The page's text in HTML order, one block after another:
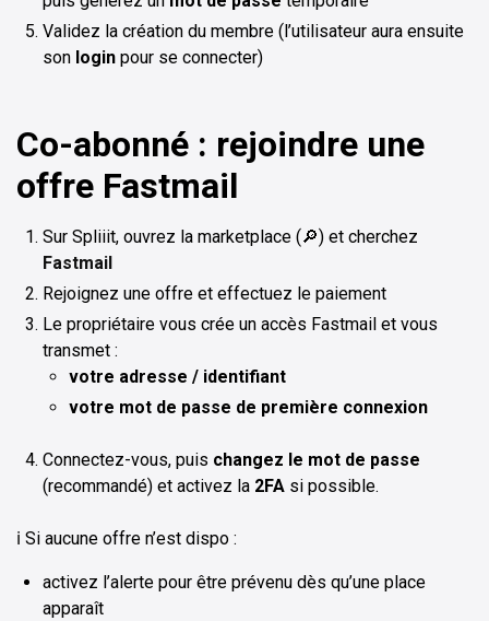
Validez la création du membre (l’utilisateur aura ensuite
son login pour se connecter)
Co-abonné : rejoindre une
offre Fastmail
Sur Spliiit, ouvrez la marketplace (🔎) et cherchez
Fastmail
Rejoignez une offre et effectuez le paiement
Le propriétaire vous crée un accès Fastmail et vous
transmet :
votre adresse / identifiant
votre mot de passe de première connexion
Connectez-vous, puis changez le mot de passe
(recommandé) et activez la 2FA si possible.
ℹ️ Si aucune offre n’est dispo :
activez l’alerte pour être prévenu dès qu’une place
apparaît